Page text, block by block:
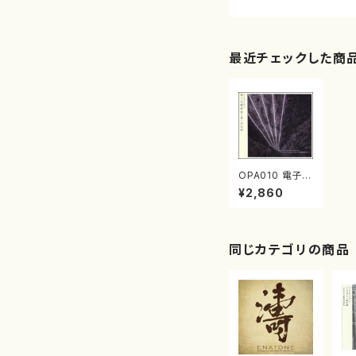
最近チェックした商
OPA010 電子交
響曲第１番(電子
音楽/南弘明/C
¥2,860
同じカテゴリの商品